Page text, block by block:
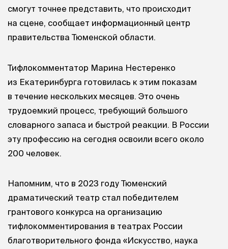
смогут точнее представить, что происходит
на сцене, сообщает информационный центр
правительства Тюменской области.
Тифлокомментатор Марина Нестеренко
из Екатеринбурга готовилась к этим показам
в течение нескольких месяцев. Это очень
трудоемкий процесс, требующий большого
словарного запаса и быстрой реакции. В России
эту профессию на сегодня освоили всего около
200 человек.
Напомним, что в 2023 году Тюменский
драматический театр стал победителем
грантового конкурса на организацию
тифлокомментирования в театрах России
благотворительного фонда «Искусство, наука